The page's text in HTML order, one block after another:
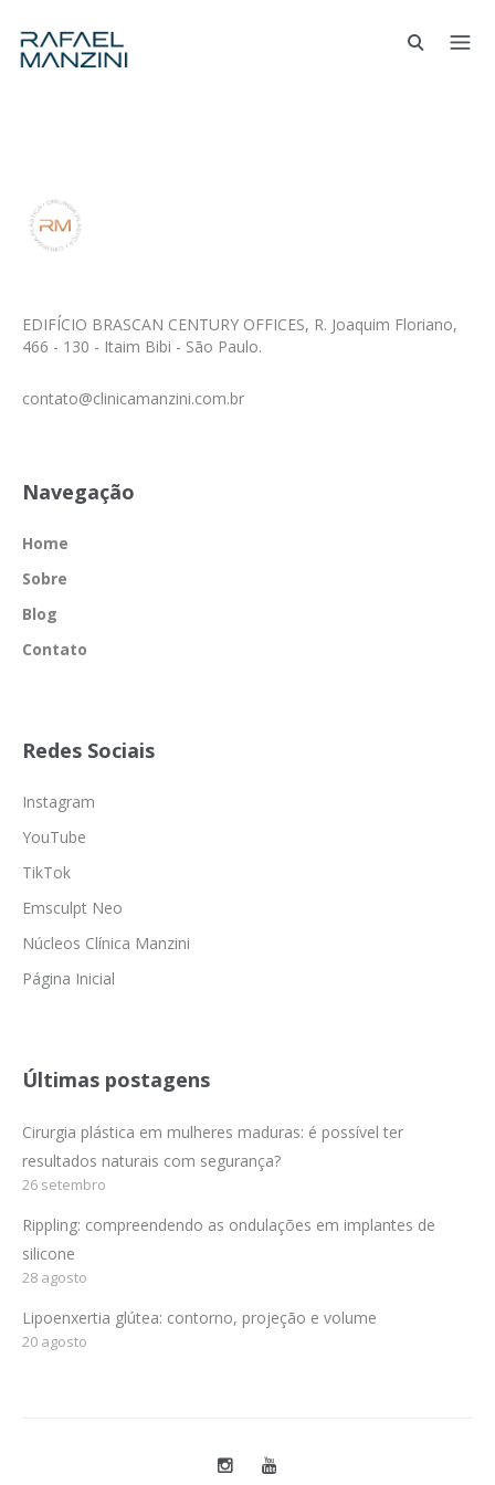
EDIFÍCIO BRASCAN CENTURY OFFICES, R. Joaquim Floriano,
466 - 130 - Itaim Bibi - São Paulo.
contato@clinicamanzini.com.br
Navegação
Home
Sobre
Blog
Contato
Redes Sociais
Instagram
YouTube
TikTok
Emsculpt Neo
Núcleos Clínica Manzini
Página Inicial
Últimas postagens
Cirurgia plástica em mulheres maduras: é possível ter
resultados naturais com segurança?
26 setembro
Rippling: compreendendo as ondulações em implantes de
silicone
28 agosto
Lipoenxertia glútea: contorno, projeção e volume
20 agosto